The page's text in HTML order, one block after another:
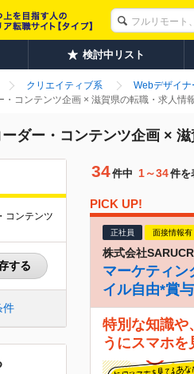
検討中リスト
クリエイティブ系 Webデザイ
・コンテンツ企画 × 滋賀県の転職・求人情
ダー・コンテンツ企画 ×
コンテンツ
する
件
34件中 1～34件を
PICK UP!
正社員 面接情報有
株式会社
マーケティン
イル自由*賞
特別な知識や
うにスマホを